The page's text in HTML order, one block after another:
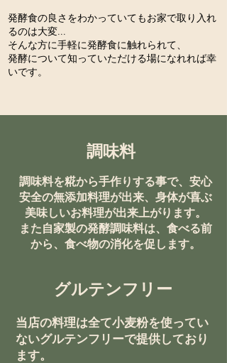
発酵食の良さをわかっていてもお家で取り入れ
るのは大変...
そんな方に手軽に発酵食に触れられて、
発酵について知っていただける場になれれば幸
いです。
​調味料
調味料を糀から手作りする事で、安心
安全の無添加料理が出来、身体が喜ぶ
美味しいお料理が出来上がります。
​また自家製の発酵調味料は、食べる前
から、食べ物の消化を促します。
​グルテンフリー
当店の料理は全て小麦粉を使ってい
ないグルテンフリーで提供しており
ます。